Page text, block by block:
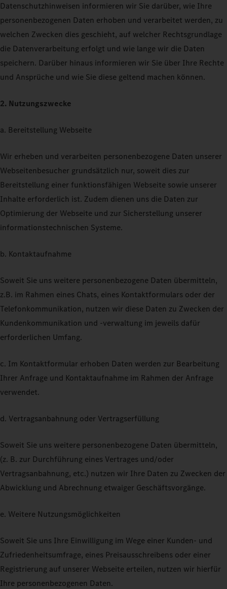
Datenschutzhinweisen informieren wir Sie darüber, wie Ihre
personenbezogenen Daten erhoben und verarbeitet werden, zu
welchen Zwecken dies geschieht, auf welcher Rechtsgrundlage
die Datenverarbeitung erfolgt und wie lange wir die Daten
speichern. Darüber hinaus informieren wir Sie über Ihre Rechte
und Ansprüche und wie Sie diese geltend machen können.
2. Nutzungszwecke
a. Bereitstellung Webseite
Wir erheben und verarbeiten personenbezogene Daten unserer
Webseitenbesucher grundsätzlich nur, soweit dies zur
Bereitstellung einer funktionsfähigen Webseite sowie unserer
Inhalte erforderlich ist. Zudem dienen uns die Daten zur
Optimierung der Webseite und zur Sicherstellung unserer
informationstechnischen Systeme.
b. Kontaktaufnahme
Soweit Sie uns weitere personenbezogene Daten übermitteln,
z.B. im Rahmen eines Chats, eines Kontaktformulars oder der
Telefonkommunikation, nutzen wir diese Daten zu Zwecken der
Kundenkommunikation und -verwaltung im jeweils dafür
erforderlichen Umfang.
c. Im Kontaktformular erhoben Daten werden zur Bearbeitung
Ihrer Anfrage und Kontaktaufnahme im Rahmen der Anfrage
verwendet.
d. Vertragsanbahnung oder Vertragserfüllung
Soweit Sie uns weitere personenbezogene Daten übermitteln,
(z. B. zur Durchführung eines Vertrages und/oder
Vertragsanbahnung, etc.) nutzen wir Ihre Daten zu Zwecken der
Abwicklung und Abrechnung etwaiger Geschäftsvorgänge.
e. Weitere Nutzungsmöglichkeiten
Soweit Sie uns Ihre Einwilligung im Wege einer Kunden- und
Zufriedenheitsumfrage, eines Preisausschreibens oder einer
Registrierung auf unserer Webseite erteilen, nutzen wir hierfür
Ihre personenbezogenen Daten.